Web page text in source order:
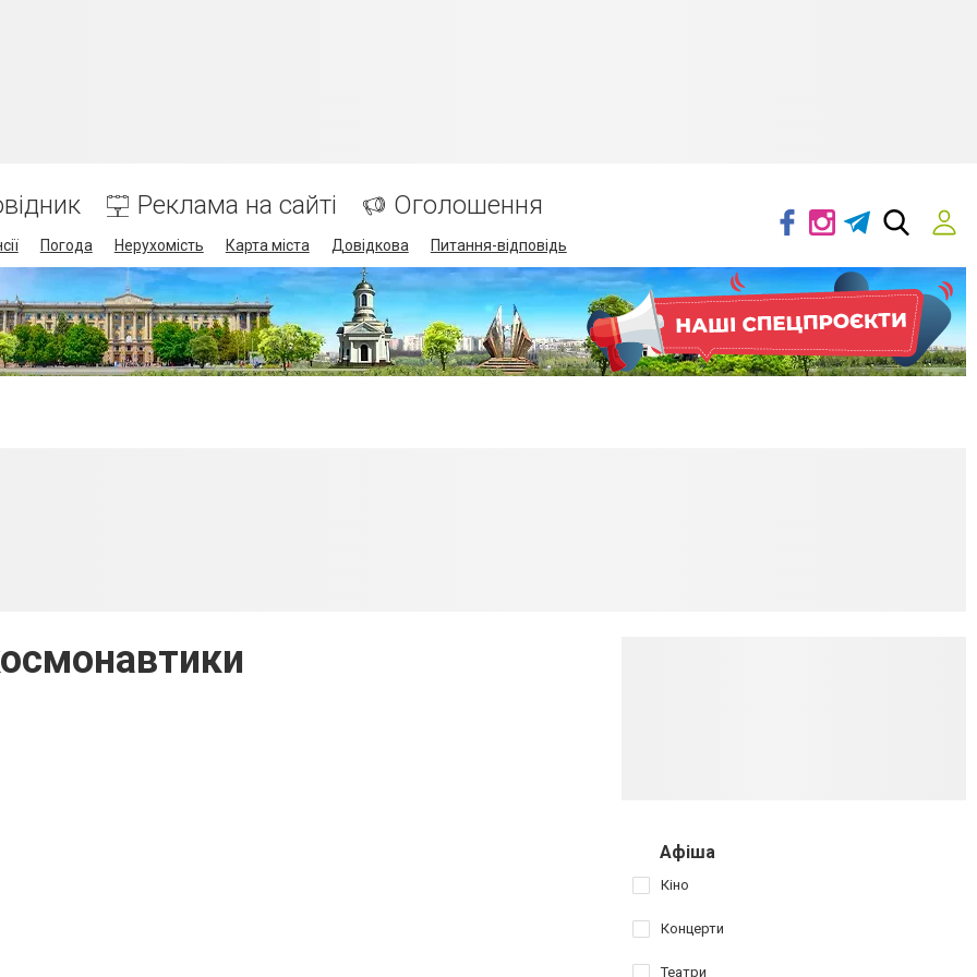
Реклама на сайті Оголошення
Погода Нерухомість Карта міста Довідкова Питання-відповідь
Афіша
Кіно
Концерти
Театри